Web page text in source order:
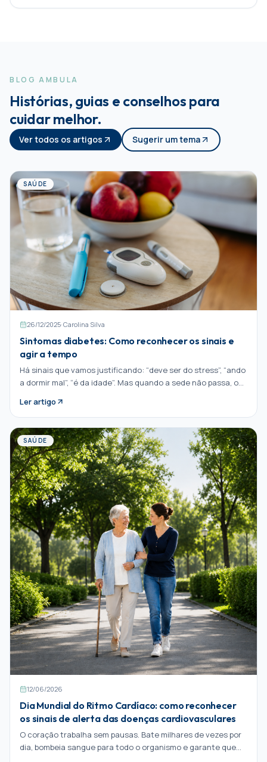
BLOG AMBULA
Histórias, guias e conselhos para
cuidar melhor.
Ver todos os artigos Sugerir um tema
SAÚDE
26/12/2025·Carolina Silva
Sintomas diabetes: Como reconhecer os sinais e
agir a tempo
Há sinais que vamos justificando: “deve ser do stress”, “ando
a dormir mal”, “é da idade”. Mas quando a sede não passa, o
Ler artigo
SAÚDE
12/06/2026
Dia Mundial do Ritmo Cardíaco: como reconhecer
os sinais de alerta das doenças cardiovasculares
O coração trabalha sem pausas. Bate milhares de vezes por
dia, bombeia sangue para todo o organismo e garante que